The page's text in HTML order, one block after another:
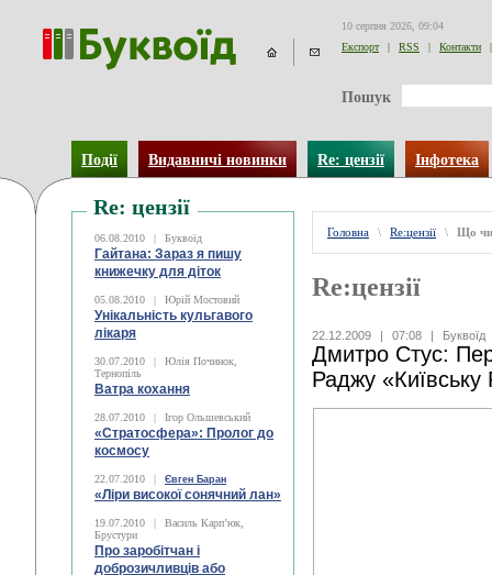
10 серпня 2026, 09:04
Експорт
| RSS | Контакти |
Пошук
Події Видавничі новинки Re: цензії Інфотека
Re: цензії
06.08.2010 | Буквоїд
Гайтана: Зараз я пишу
книжечку для діток
05.08.2010 | Юрій Мостовий
Унікальність кульгавого
лікаря
30.07.2010 |
Юлія Починок,
Тернопіль
Ватра кохання
28.07.2010 | Ігор Ольшевський
«Стратосфера»: Пролог до
космосу
22.07.2010 | Євген Баран
«Ліри високої сонячний лан»
19.07.2010 |
Василь Карп’юк,
Брустури
Про заробітчан і
доброзичливців або
Головна \ Re:цензії \ Що
Re:цензії
22.12.2009 | 07:08 | Буквоїд
Дмитро Стус:
Раджу «Київську